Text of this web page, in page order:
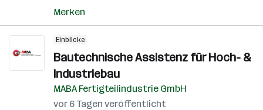
Merken
Einblicke
Bautechnische Assistenz für Hoch- &
Industriebau
MABA Fertigteilindustrie GmbH
vor 6 Tagen veröffentlicht